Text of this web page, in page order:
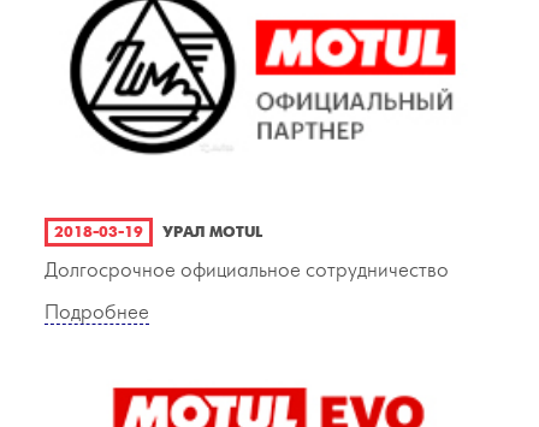
2018-03-19 УРАЛ MOTUL
Долгосрочное официальное сотрудничество
Подробнее